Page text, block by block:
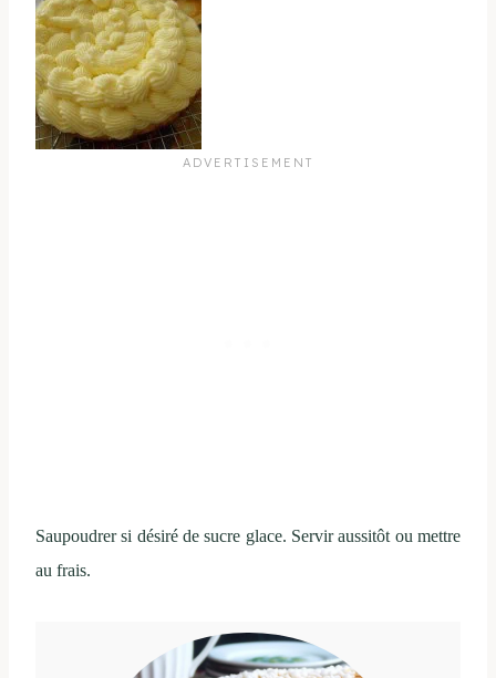
Saupoudrer si désiré de sucre glace. Servir aussitôt ou mettre
au frais.